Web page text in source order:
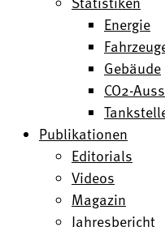
Energie
Gebäude
CO2-
Publikationen
Editorials
Videos
Magazin
Jahresbericht